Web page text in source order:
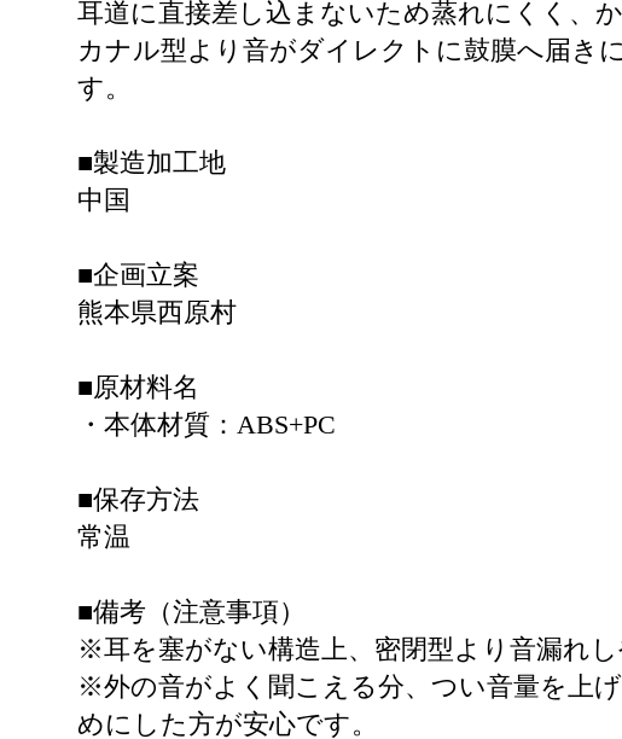
耳道に直接差し込まないため蒸れにくく、
カナル型より音がダイレクトに鼓膜へ届き
す。
■製造加工地
中国
■企画立案
熊本県西原村
■原材料名
・本体材質：ABS+PC
■保存方法
常温
■備考（注意事項）
※耳を塞がない構造上、密閉型より音漏れ
※外の音がよく聞こえる分、つい音量を上
めにした方が安心です。